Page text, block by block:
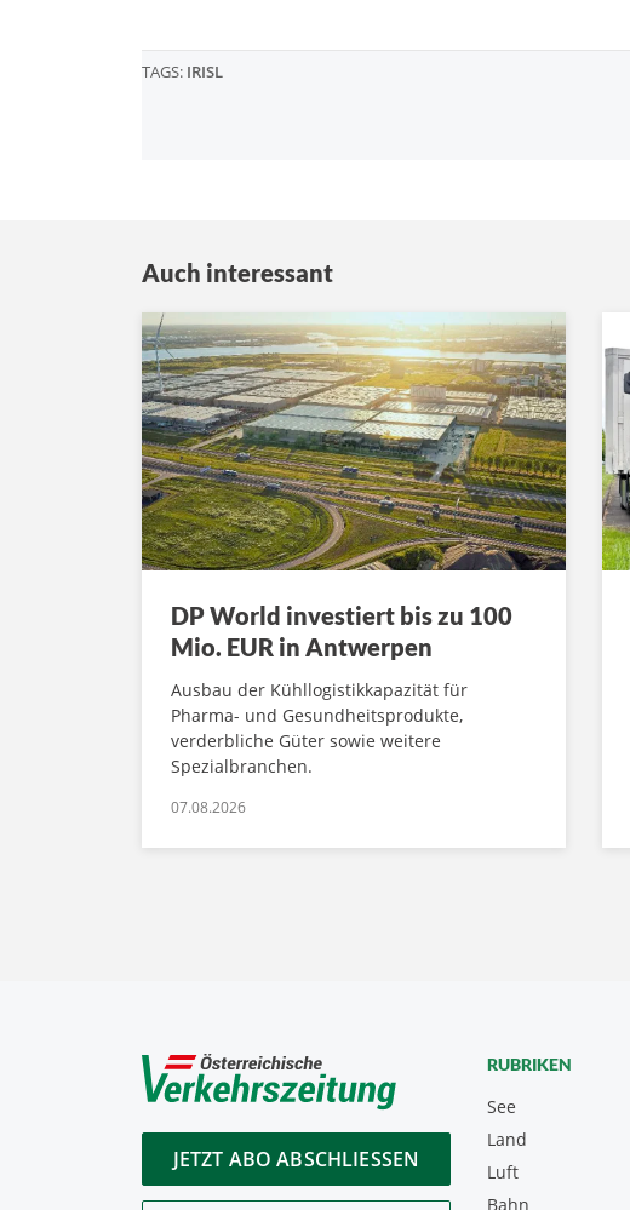
TAGS: IRISL
Auch interessant
DP World investiert bis zu 100
Mio. EUR in Antwerpen
Ausbau der Kühllogistikkapazität für
Pharma- und Gesundheitsprodukte,
verderbliche Güter sowie weitere
Spezialbranchen.
07.08.2026
JETZT ABO ABSCHLIESSEN
RUBRIKEN
See
Land
Luft
Bahn